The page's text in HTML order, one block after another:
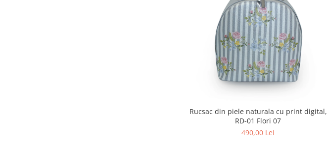
Rucsac din piele naturala cu print digital,
RD-01 Flori 07
490,00 Lei